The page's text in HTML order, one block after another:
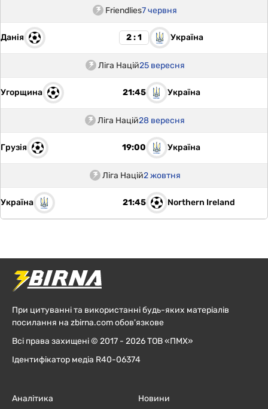
Friendlies7 червня
Данія 2 : 1 Україна
Ліга Націй25 вересня
Угорщина 21:45 Україна
Ліга Націй28 вересня
Грузія 19:00 Україна
Ліга Націй2 жовтня
Україна 21:45 Northern Ireland
При цитуванні та використанні будь-яких матеріалів
посилання на zbirna.com обов'язкове
Всі права захищені © 2017 - 2026 ТОВ «ПМХ»
Ідентифікатор медіа R40-06374
Аналітика
Новини